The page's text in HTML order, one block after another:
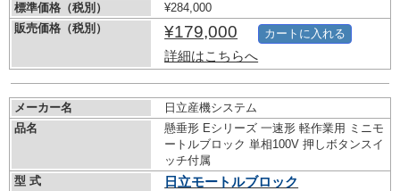
標準価格（税別）
¥284,000
販売価格（税別）
¥179,000
詳細はこちらへ
カートに入れる
メーカー名
日立産機システム
品名
懸垂形 Eシリーズ 一速形 軽作業用 ミニモ
ートルブロック 単相100V 押しボタンスイ
ッチ付属
型 式
日立モートルブロック